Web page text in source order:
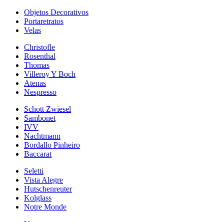
Objetos Decorativos
Portaretratos
Velas
Christofle
Rosenthal
Thomas
Villeroy Y Boch
Atenas
Nespresso
Schott Zwiesel
Sambonet
IVV
Nachtmann
Bordallo Pinheiro
Baccarat
Seletti
Vista Alegre
Hutschenreuter
Kolglass
Notre Monde